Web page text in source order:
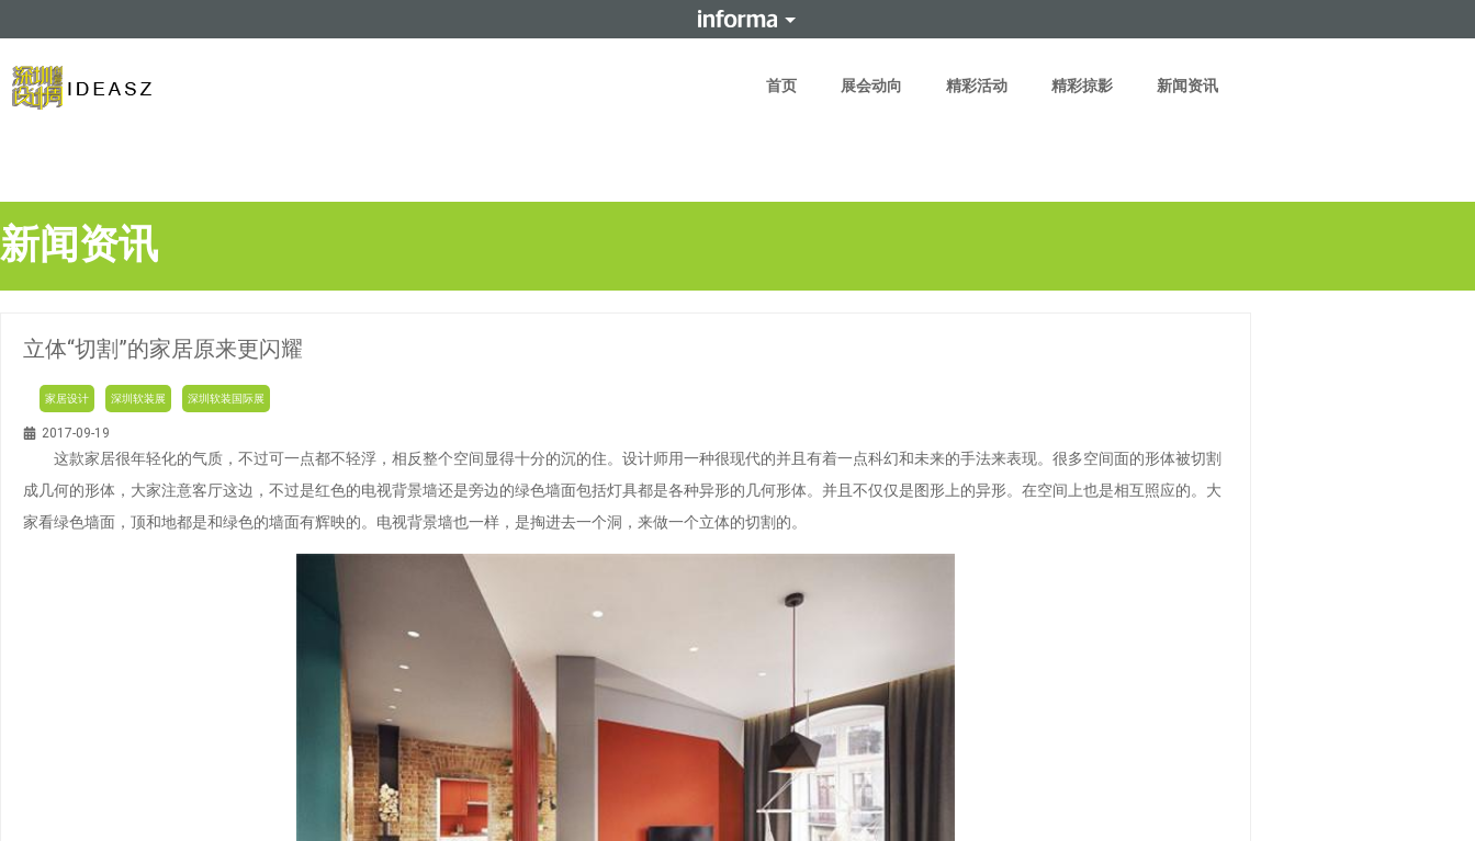
首页 展会动向 精彩活动 精彩掠影 新闻资讯
新闻资讯
立体“切割”的家居原来更闪耀
家居设计 深圳软装展 深圳软装国际展
2017-09-19
这款家居很年轻化的气质，不过可一点都不轻浮，相反整个空间显得十分的沉的住。设计师用一种很现代的并且有着一点科幻和未来的手法来表现。很多空间面的形体被切割
成几何的形体，大家注意客厅这边，不过是红色的电视背景墙还是旁边的绿色墙面包括灯具都是各种异形的几何形体。并且不仅仅是图形上的异形。在空间上也是相互照应的。大
家看绿色墙面，顶和地都是和绿色的墙面有辉映的。电视背景墙也一样，是掏进去一个洞，来做一个立体的切割的。